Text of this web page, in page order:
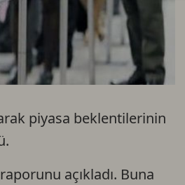
piyasa beklentilerinin
açıkladı. Buna